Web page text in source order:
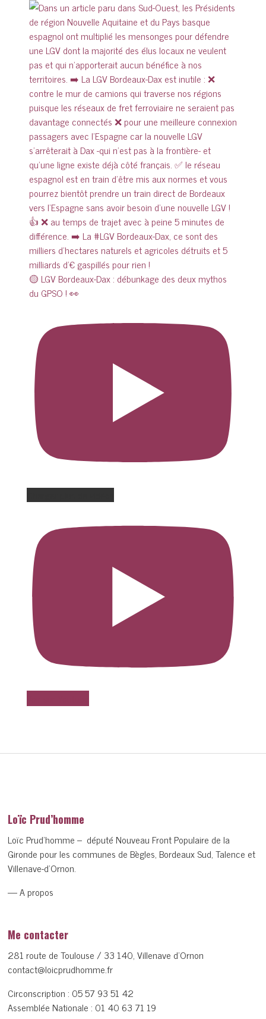
🟡 LGV Bordeaux-Dax : débunkage des deux mythos
du GPSO ! 👀
Loïc Prud’homme
Loïc Prud’homme – député Nouveau Front Populaire de la
Gironde pour les communes de Bègles, Bordeaux Sud, Talence et
Villenave-d’Ornon.
— A propos
Me contacter
281 route de Toulouse / 33 140, Villenave d’Ornon
contact@loicprudhomme.fr
Circonscription : 05 57 93 51 42
Assemblée Nationale : 01 40 63 71 19